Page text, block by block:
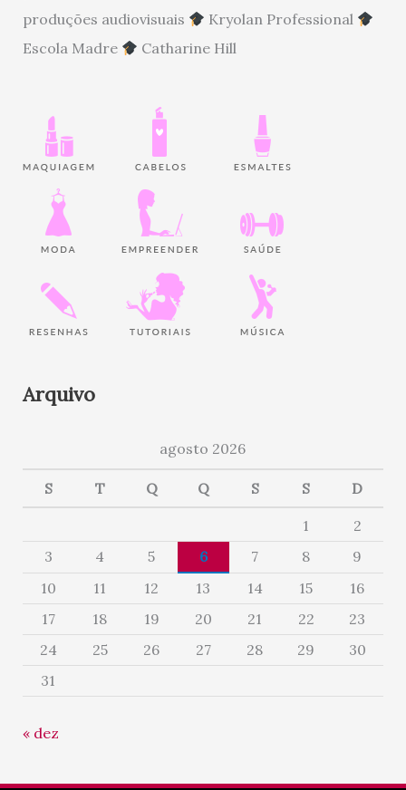
produções audiovisuais
Kryolan Professional
Escola Madre
Catharine Hill
Arquivo
agosto 2026
S T Q Q S S D
1
2
3
4 5 6 7 8
9
10
11 12 13 14 15
16
17
18 19 20 21 22
23
24
25 26 27 28 29
30
31
« dez